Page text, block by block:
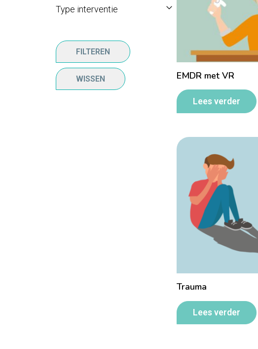
Type interventie
FILTEREN
WISSEN EMDR met VR
Lees verder
Trauma
Lees verder